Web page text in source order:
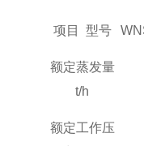
项目 型号
额定蒸发量
t/h
额定工作压